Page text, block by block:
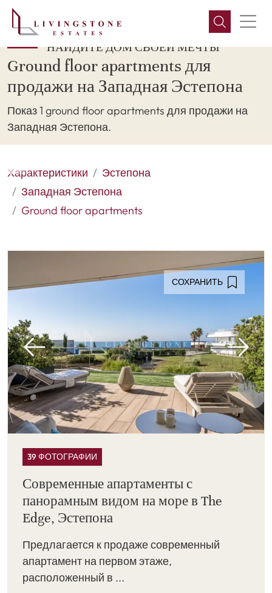
НАЙДИТЕ ДОМ СВОЕЙ МЕЧТЫ
Ground floor apartments для
продажи на Западная Эстепона
Показ 1 ground floor apartments для продажи на
Западная Эстепона.
Характеристики
Эстепона
Западная Эстепона
Ground floor apartments
СОХРАНИТЬ
39 ФОТОГРАФИИ
Современные апартаменты с
панорамным видом на море в The
Edge, Эстепона
Предлагается к продаже современный
апартамент на первом этаже,
расположенный в ...